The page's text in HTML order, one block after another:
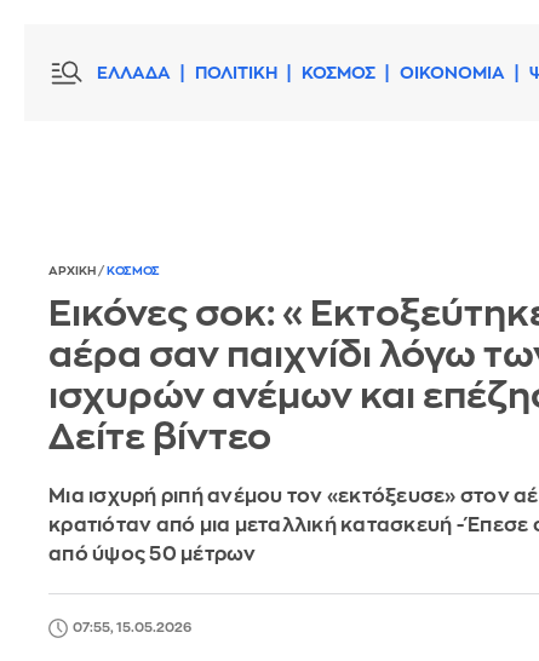
ΕΛΛΑΔΑ ΠΟΛΙΤΙΚΗ ΚΟΣΜΟΣ ΟΙΚΟΝΟΜΙΑ
ΑΡΧΙΚΗ / ΚΟΣΜΟΣ
Εικόνες σοκ:
αέρα σαν παιχνίδι λόγω
ισχυρών ανέμων και
Δείτε βίντεο
Μια ισχυρή ριπή ανέμου τον «εκτόξευσε» στον
κρατιόταν από μια μεταλλική κατασκευή -
από ύψος 50 μέτρων
07:55, 15.05.2026